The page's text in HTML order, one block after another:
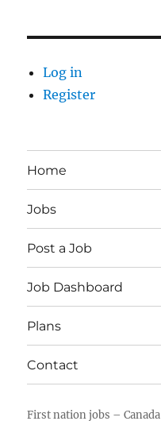
Log in
Register
Home
Jobs
Post a Job
Job Dashboard
Plans
Contact
First nation jobs – Canada